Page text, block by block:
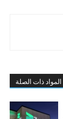
المواد ذات الصلة